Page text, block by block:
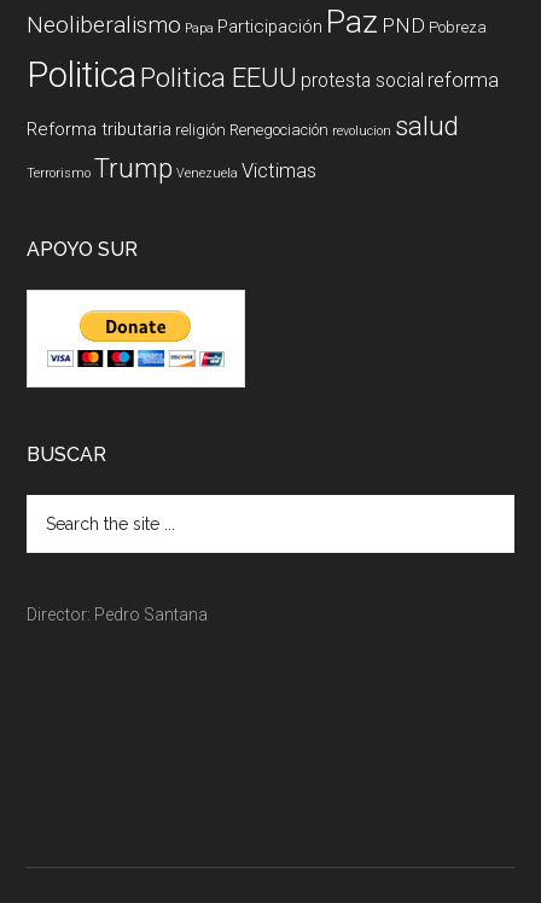
Neoliberalismo Papa Participación Paz PND Pobreza
PoliticaPolitica EEUU protesta social reforma
Reforma tributaria religión Renegociación revolucion salud
Terrorismo Trump Venezuela Victimas
APOYO SUR
BUSCAR
Director: Pedro Santana